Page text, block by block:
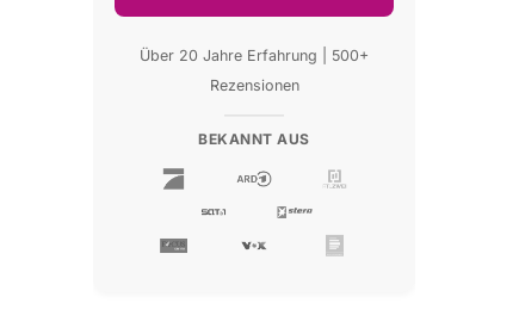
Über 20 Jahre Erfahrung | 500+
Rezensionen
BEKANNT AUS